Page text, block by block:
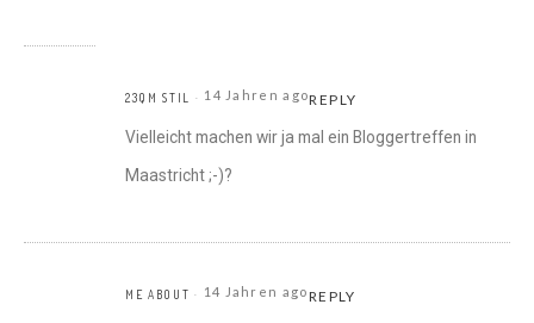
23QM STIL 14 Jahren agoREPLY
Vielleicht machen wir ja mal ein Bloggertreffen in
Maastricht ;-)?
ME ABOUT 14 Jahren agoREPLY